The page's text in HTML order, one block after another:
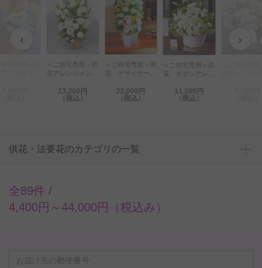
‹ ›
＜ご自宅専用＞供
花アレンジメン
Basket（グリー
13,200円
（税込）
＜ご自宅専用＞供
花 デザイナーズ
（和花） 2万円
22,000円
（税込）
＜ご自宅専用＞供
花 モダンアレン
ー おまかせミッ
クス（Lサイズ）
11,000円
（税込）
供花・法要花のカテゴリの一覧
全89件 /
4,400円～44,000円（税込み）